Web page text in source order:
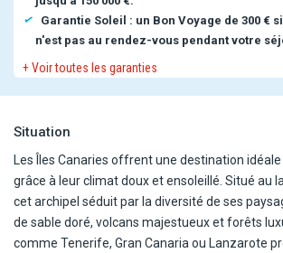
Garantie Soleil : un Bon Voyage de 300 €
n'est pas au rendez-vous pendant votre
+ Voir toutes les garanties
Situation
Les Îles Canaries offrent une destination
grâce à leur climat doux et ensoleillé. Situé au
cet archipel séduit par la diversité de ses
de sable doré, volcans majestueux et forêts
comme Tenerife, Gran Canaria ou Lanzarote